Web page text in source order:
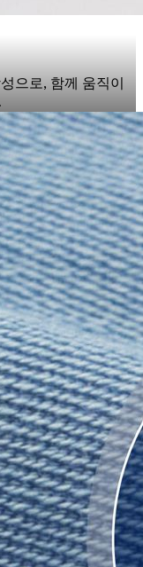
으로, 함께 움직이